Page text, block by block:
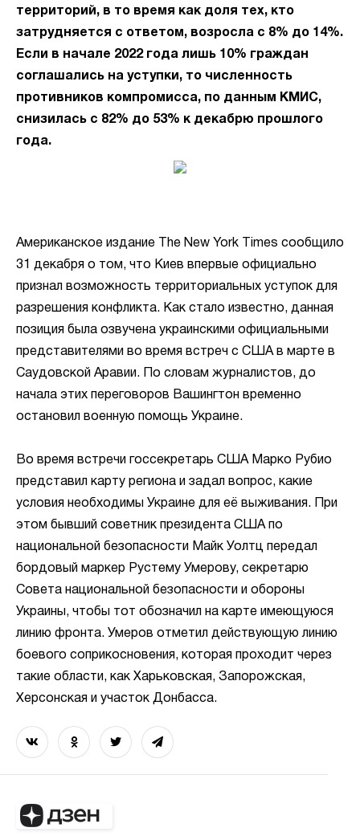
территорий, в то время как доля тех, кто
затрудняется с ответом, возросла с 8% до 14%.
Если в начале 2022 года лишь 10% граждан
соглашались на уступки, то численность
противников компромисса, по данным КМИС,
снизилась с 82% до 53% к декабрю прошлого
года.
Американское издание The New York Times сообщило
31 декабря о том, что Киев впервые официально
признал возможность территориальных уступок для
разрешения конфликта. Как стало известно, данная
позиция была озвучена украинскими официальными
представителями во время встреч с США в марте в
Саудовской Аравии. По словам журналистов, до
начала этих переговоров Вашингтон временно
остановил военную помощь Украине.
Во время встречи госсекретарь США Марко Рубио
представил карту региона и задал вопрос, какие
условия необходимы Украине для её выживания. При
этом бывший советник президента США по
национальной безопасности Майк Уолтц передал
бордовый маркер Рустему Умерову, секретарю
Совета национальной безопасности и обороны
Украины, чтобы тот обозначил на карте имеющуюся
линию фронта. Умеров отметил действующую линию
боевого соприкосновения, которая проходит через
такие области, как Харьковская, Запорожская,
Херсонская и участок Донбасса.